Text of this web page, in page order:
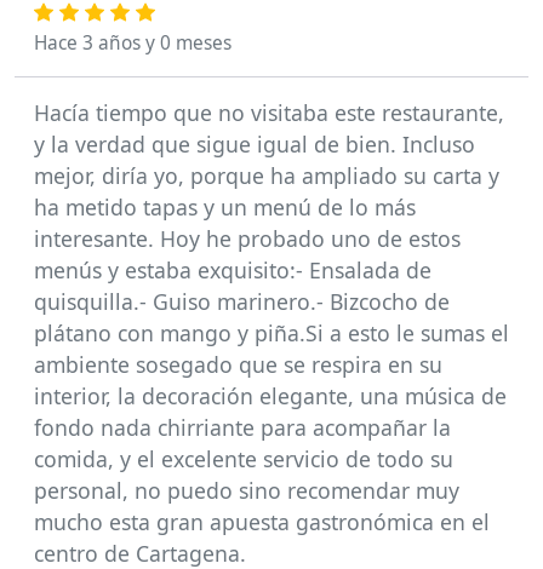
Hace 3 años y 0 meses
Hacía tiempo que no visitaba este restaurante,
y la verdad que sigue igual de bien. Incluso
mejor, diría yo, porque ha ampliado su carta y
ha metido tapas y un menú de lo más
interesante. Hoy he probado uno de estos
menús y estaba exquisito:- Ensalada de
quisquilla.- Guiso marinero.- Bizcocho de
plátano con mango y piña.Si a esto le sumas el
ambiente sosegado que se respira en su
interior, la decoración elegante, una música de
fondo nada chirriante para acompañar la
comida, y el excelente servicio de todo su
personal, no puedo sino recomendar muy
mucho esta gran apuesta gastronómica en el
centro de Cartagena.